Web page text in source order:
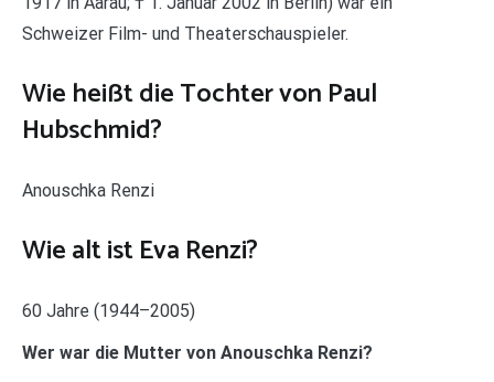
Schweizer Film- und Theaterschauspieler.
Wie heißt die Tochter von Paul
Hubschmid?
Anouschka Renzi
Wie alt ist Eva Renzi?
60 Jahre (1944–2005)
Wer war die Mutter von Anouschka Renzi?